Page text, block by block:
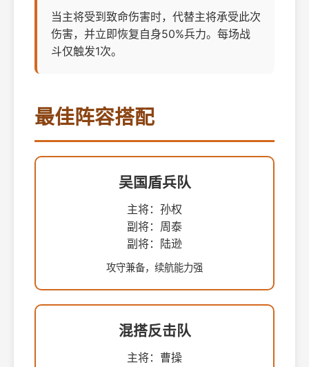
当主将受到致命伤害时，代替主将承受此次
伤害，并立即恢复自身50%兵力。每场战
斗仅触发1次。
最佳阵容搭配
吴国盾兵队
主将：孙权
副将：周泰
副将：陆逊
攻守兼备，续航能力强
混搭反击队
主将：曹操